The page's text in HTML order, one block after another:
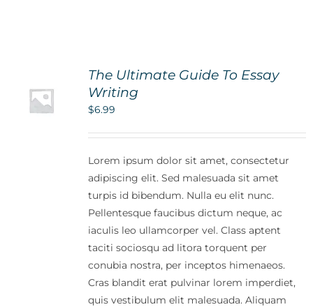
The Ultimate Guide To Essay
Writing
$6.99
Lorem ipsum dolor sit amet, consectetur
adipiscing elit. Sed malesuada sit amet
turpis id bibendum. Nulla eu elit nunc.
Pellentesque faucibus dictum neque, ac
iaculis leo ullamcorper vel. Class aptent
taciti sociosqu ad litora torquent per
conubia nostra, per inceptos himenaeos.
Cras blandit erat pulvinar lorem imperdiet,
quis vestibulum elit malesuada. Aliquam